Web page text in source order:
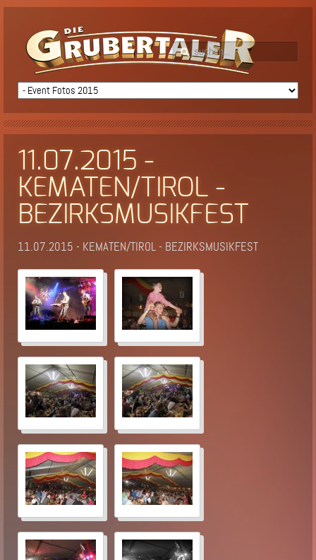
11.07.2015 -
KEMATEN/TIROL -
BEZIRKSMUSIKFEST
11.07.2015 - KEMATEN/TIROL - BEZIRKSMUSIKFEST